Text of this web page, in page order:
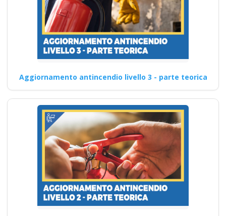
Aggiornamento antincendio livello 3 - parte teorica